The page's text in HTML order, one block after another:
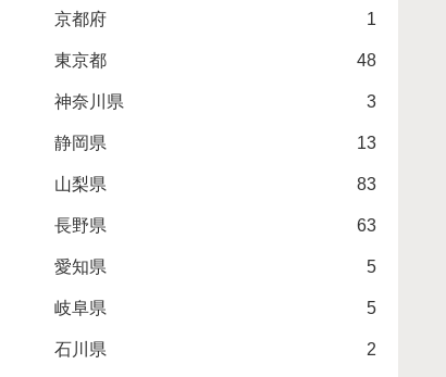
京都府 1
東京都 48
神奈川県 3
静岡県 13
山梨県 83
長野県 63
愛知県 5
岐阜県 5
石川県 2